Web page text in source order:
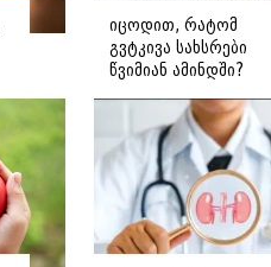
იცოდით, რატომ
გვტკივა სახსრები
წვიმიან ამინდში?